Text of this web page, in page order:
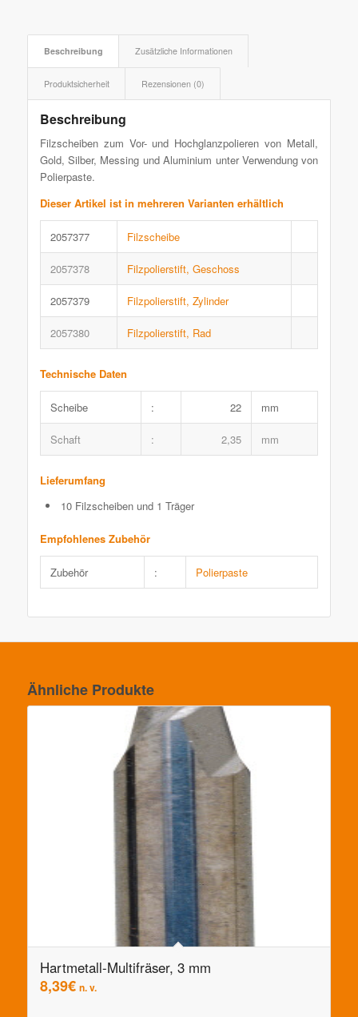
Beschreibung Zusätzliche Informationen
Produktsicherheit Rezensionen (0)
Beschreibung
Filzscheiben zum Vor- und Hochglanzpolieren von Metall,
Gold, Silber, Messing und Aluminium unter Verwendung von
Polierpaste.
Dieser Artikel ist in mehreren Varianten erhältlich
2057377 Filzscheibe
2057378 Filzpolierstift, Geschoss
2057379 Filzpolierstift, Zylinder
2057380 Filzpolierstift, Rad
Technische Daten
Scheibe : 22 mm
Schaft : 2,35 mm
Lieferumfang
10 Filzscheiben und 1 Träger
Empfohlenes Zubehör
Zubehör : Polierpaste
Ähnliche Produkte
Hartmetall-Multifräser, 3 mm
8,39€ n. v.